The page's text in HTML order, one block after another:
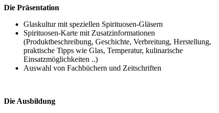
Die Präsentation
Glaskultur mit speziellen Spirituosen-Gläsern
Spirituosen-Karte mit Zusatzinformationen
(Produktbeschreibung, Geschichte, Verbreitung, Herstellung,
praktische Tipps wie Glas, Temperatur, kulinarische
Einsatzmöglichkeiten ..)
Auswahl von Fachbüchern und Zeitschriften
Die Ausbildung